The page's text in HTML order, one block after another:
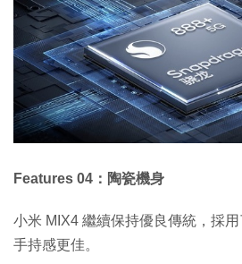
Features 04：陶瓷機身
小米 MIX4 繼續保持優良傳統，採
手持感更佳。